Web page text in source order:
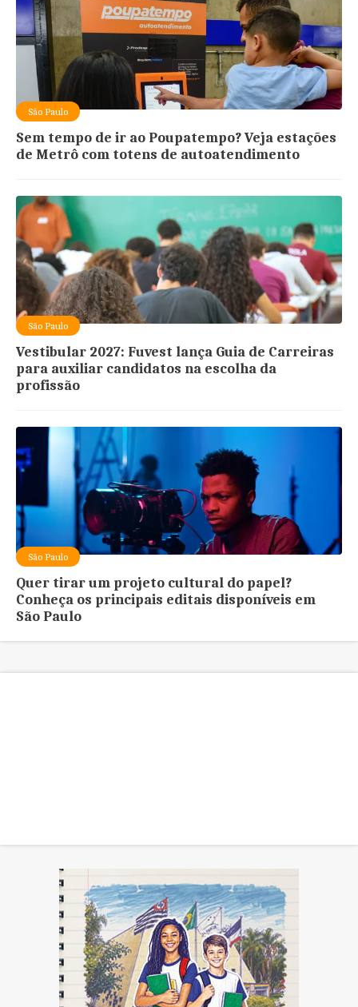
São Paulo
Sem tempo de ir ao Poupatempo? Veja estações
de Metrô com totens de autoatendimento
São Paulo
Vestibular 2027: Fuvest lança Guia de Carreiras
para auxiliar candidatos na escolha da
profissão
São Paulo
Quer tirar um projeto cultural do papel?
Conheça os principais editais disponíveis em
São Paulo